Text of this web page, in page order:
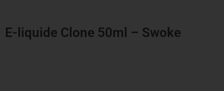
E-liquide Clone 50ml – Swoke